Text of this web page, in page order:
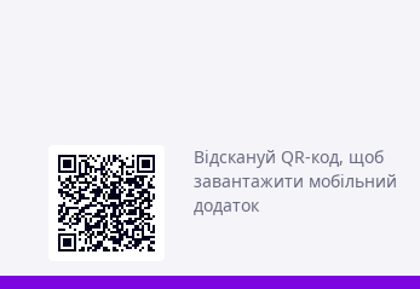
Відскануй QR-код, щоб
завантажити мобільний
додаток